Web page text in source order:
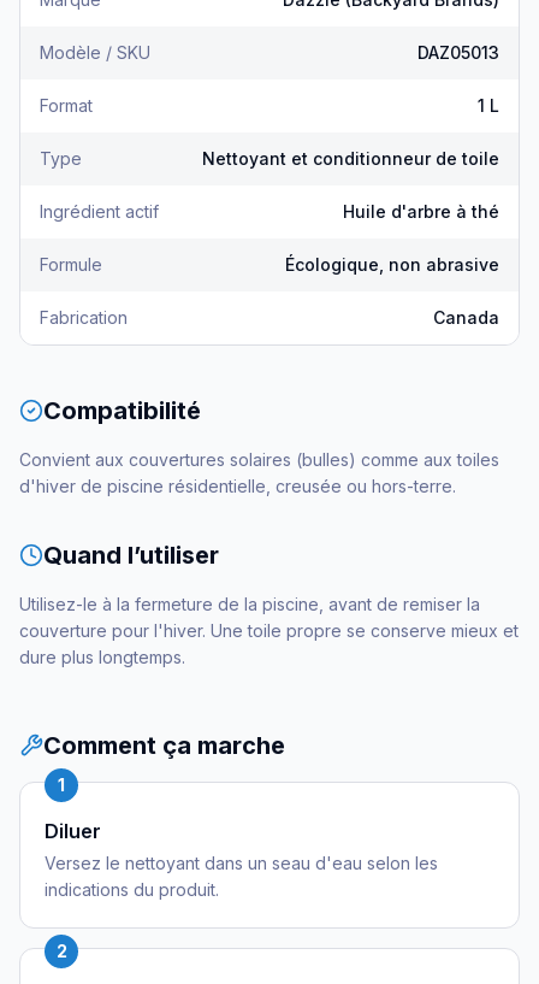
Modèle / SKU DAZ05013
Format 1 L
Type Nettoyant et conditionneur de toile
Ingrédient actif Huile d'arbre à thé
Formule Écologique, non abrasive
Fabrication Canada
Compatibilité
Convient aux couvertures solaires (bulles) comme aux toiles
d'hiver de piscine résidentielle, creusée ou hors-terre.
Quand l’utiliser
Utilisez-le à la fermeture de la piscine, avant de remiser la
couverture pour l'hiver. Une toile propre se conserve mieux et
dure plus longtemps.
Comment ça marche
1
Diluer
Versez le nettoyant dans un seau d'eau selon les
indications du produit.
2